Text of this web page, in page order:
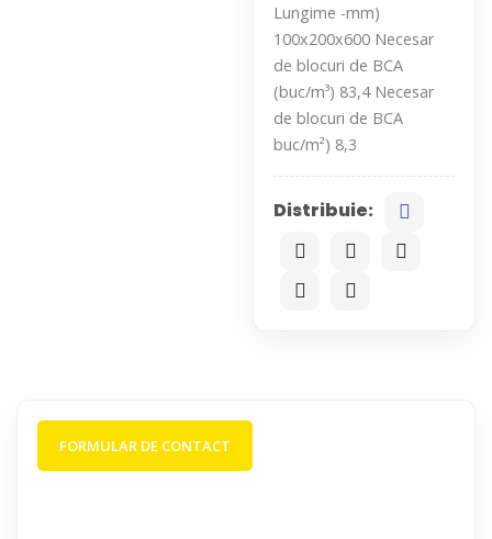
Lungime -mm)
100x200x600 Necesar
de blocuri de BCA
(buc/m³) 83,4 Necesar
de blocuri de BCA
buc/m²) 8,3
Distribuie:
FORMULAR DE CONTACT